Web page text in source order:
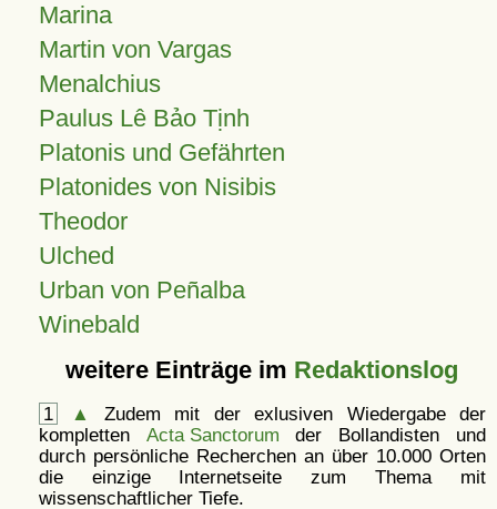
Marina
Martin von Vargas
Menalchius
Paulus Lê Bảo Tịnh
Platonis und Gefährten
Platonides von Nisibis
Theodor
Ulched
Urban von Peñalba
Winebald
weitere Einträge im Redaktionslog
1 ▲
Zudem mit der exlusiven Wiedergabe der
kompletten Acta Sanctorum der Bollandisten und
durch persönliche Recherchen an über 10.000 Orten
die einzige Internetseite zum Thema mit
wissenschaftlicher Tiefe.